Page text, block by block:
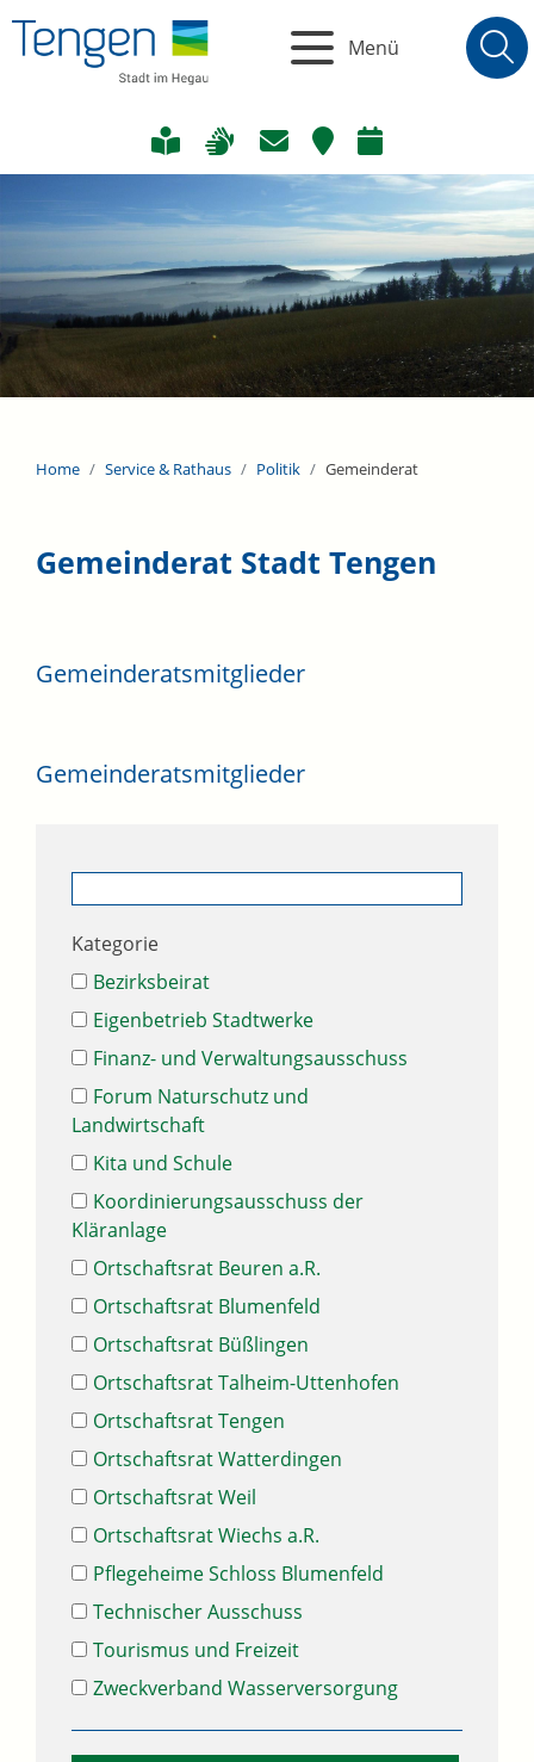
Menü
Home Service & Rathaus Politik Gemeinderat
Gemeinderat Stadt Tengen
Gemeinderatsmitglieder
Gemeinderatsmitglieder
Kategorie
Bezirksbeirat
Eigenbetrieb Stadtwerke
Finanz- und Verwaltungsausschuss
Forum Naturschutz und
Landwirtschaft
Kita und Schule
Koordinierungsausschuss der
Kläranlage
Ortschaftsrat Beuren a.R.
Ortschaftsrat Blumenfeld
Ortschaftsrat Büßlingen
Ortschaftsrat Talheim-Uttenhofen
Ortschaftsrat Tengen
Ortschaftsrat Watterdingen
Ortschaftsrat Weil
Ortschaftsrat Wiechs a.R.
Pflegeheime Schloss Blumenfeld
Technischer Ausschuss
Tourismus und Freizeit
Zweckverband Wasserversorgung